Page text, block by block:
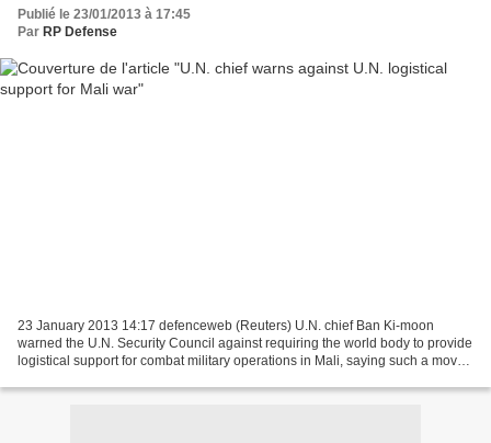
Publié le 23/01/2013 à 17:45
Par RP Defense
23 January 2013 14:17 defenceweb (Reuters) U.N. chief Ban Ki-moon
warned the U.N. Security Council against requiring the world body to provide
logistical support for combat military operations in Mali, saying such a move